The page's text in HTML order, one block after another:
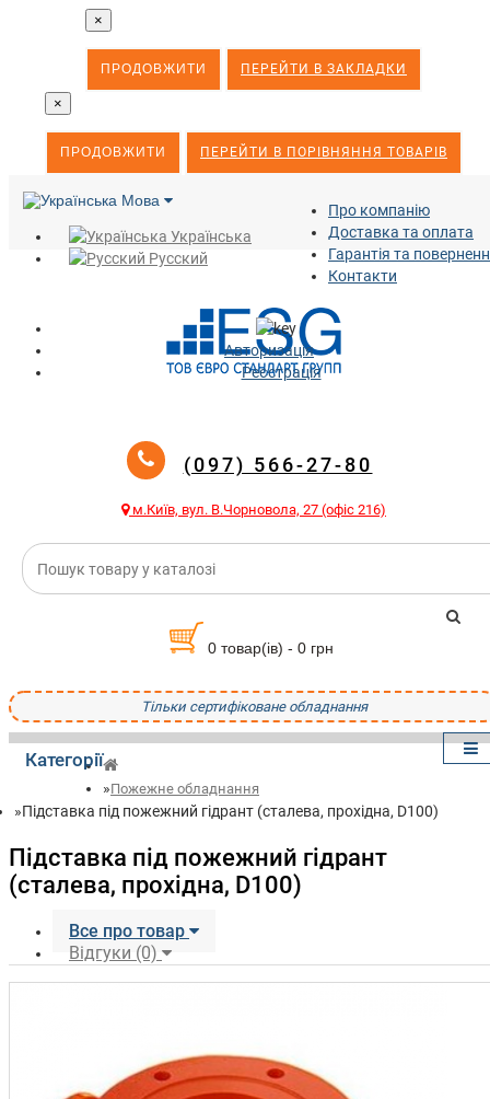
×
ПРОДОВЖИТИ ПЕРЕЙТИ В ЗАКЛАДКИ
×
ПРОДОВЖИТИ ПЕРЕЙТИ В ПОРІВНЯННЯ ТОВАРІВ
Мова
Українська
Русский
Про компанію
Доставка та оплата
Гарантія та
Контакти
Авторизація
Реєстрація
(097) 566-27-80
м.Київ, вул. В.Чорновола, 27 (офіс 216)
0 товар(ів) - 0 грн
Тільки сертифіковане обладнання
Категорії
Пожежне обладнання
Підставка під пожежний гідрант (сталева, прохідна, D100)
Підставка під пожежний гідрант
(сталева, прохідна, D100)
Все про товар
Відгуки (0)